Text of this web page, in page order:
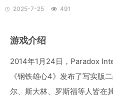
2025-7-25 491
游戏介绍
2014年1月24日，Paradox
《钢铁雄心4》发布了写实版
尔、斯大林、罗斯福等人皆在